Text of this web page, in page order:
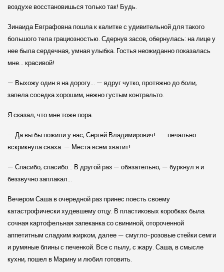
воздухе восстановишься только так! Будь.
Зинаида Евграфовна пошла к калитке с удивительной для такого
большого тела грациозностью. Сдернув засов, обернулась: на лице у
нее была сердечная, умная улыбка. Гостья неожиданно показалась
мне… красивой!
— Выхожу один я на дорогу… — вдруг чутко, протяжно до боли,
запела соседка хорошим, нежно густым контральто.
Я сказал, что мне тоже пора.
— Да вы бы пожили у нас, Сергей Владимирович!.. — печально
вскрикнула сваха. — Места всем хватит!
— Спасибо, спасибо… В другой раз — обязательно, — буркнул я и
беззвучно заплакал…
Вечером Саша в очередной раз принес поесть своему
катастрофически худевшему отцу. В пластиковых коробках была
сочная картофельная запеканка со свининой, отороченной
аппетитным сладким жирком, далее — смугло-розовые стейки семги
и румяные блины с печенкой. Все с пылу, с жару. Саша, в смысле
кухни, пошел в Марину и любил готовить.